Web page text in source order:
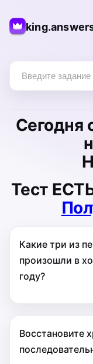
Сегодня
Тест
Какие три из
произошли в
году?
Восстановите